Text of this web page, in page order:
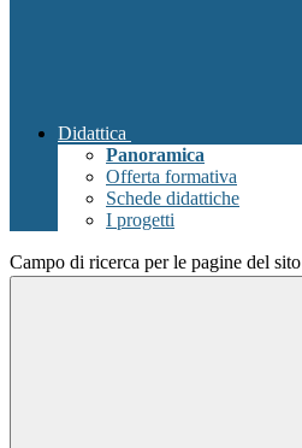
Didattica
Panoramica
Offerta formativa
Schede didattiche
I progetti
Campo di ricerca per le pagine del sito